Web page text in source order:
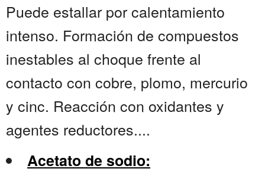
Puede estallar por calentamiento
intenso. Formación de compuestos
inestables al choque frente al
contacto con cobre, plomo, mercurio
y cinc. Reacción con oxidantes y
agentes reductores....
Acetato de sodio: